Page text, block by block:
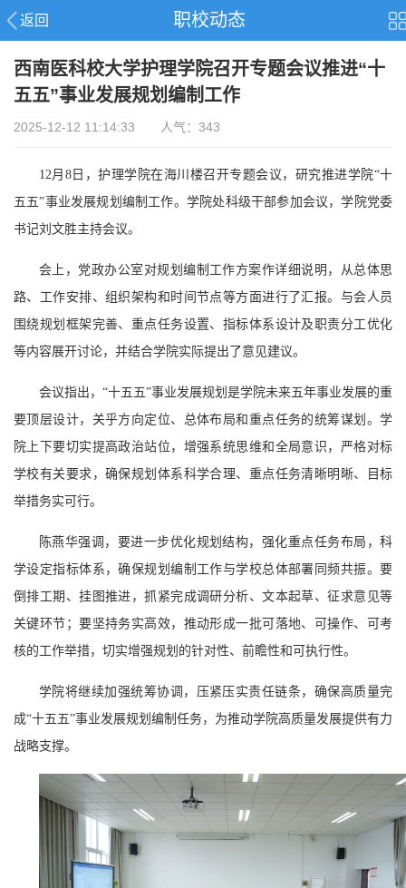
返回 职校动态
西南医科校大学护理学院召开专题会议推进“十
五五”事业发展规划编制工作
2025-12-12 11:14:33 人气：343
12月8日，护理学院在海川楼召开专题会议，研究推进学院“十
五五”事业发展规划编制工作。学院处科级干部参加会议，学院党委
书记刘文胜主持会议。
会上，党政办公室对规划编制工作方案作详细说明，从总体思
路、工作安排、组织架构和时间节点等方面进行了汇报。与会人员
围绕规划框架完善、重点任务设置、指标体系设计及职责分工优化
等内容展开讨论，并结合学院实际提出了意见建议。
会议指出，“十五五”事业发展规划是学院未来五年事业发展的重
要顶层设计，关乎方向定位、总体布局和重点任务的统筹谋划。学
院上下要切实提高政治站位，增强系统思维和全局意识，严格对标
学校有关要求，确保规划体系科学合理、重点任务清晰明晰、目标
举措务实可行。
陈燕华强调，要进一步优化规划结构，强化重点任务布局，科
学设定指标体系，确保规划编制工作与学校总体部署同频共振。要
倒排工期、挂图推进，抓紧完成调研分析、文本起草、征求意见等
关键环节；要坚持务实高效，推动形成一批可落地、可操作、可考
核的工作举措，切实增强规划的针对性、前瞻性和可执行性。
学院将继续加强统筹协调，压紧压实责任链条，确保高质量完
成“十五五”事业发展规划编制任务，为推动学院高质量发展提供有力
战略支撑。